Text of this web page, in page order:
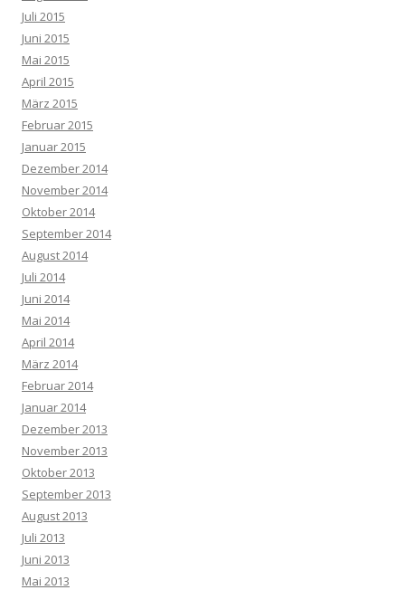
Juli 2015
Juni 2015
Mai 2015
April 2015
März 2015
Februar 2015
Januar 2015
Dezember 2014
November 2014
Oktober 2014
September 2014
August 2014
Juli 2014
Juni 2014
Mai 2014
April 2014
März 2014
Februar 2014
Januar 2014
Dezember 2013
November 2013
Oktober 2013
September 2013
August 2013
Juli 2013
Juni 2013
Mai 2013